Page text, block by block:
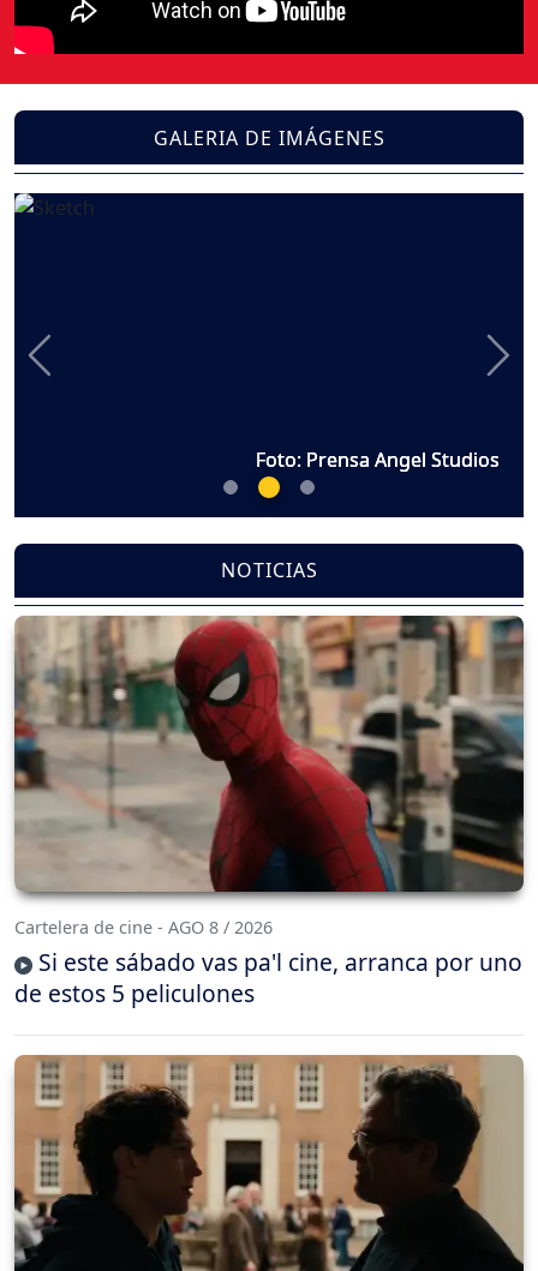
GALERIA DE IMÁGENES
Foto: Prensa Angel Studios
Foto: Prensa Angel Studios
Foto: Prensa Angel Studios
Previous Next
NOTICIAS
Cartelera de cine - AGO 8 / 2026
Si este sábado vas pa'l cine, arranca por uno
de estos 5 peliculones